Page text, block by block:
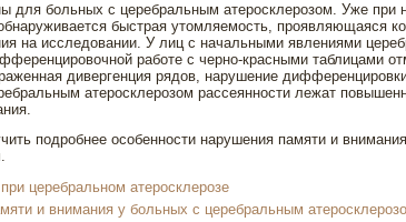
для больных с церебральным атеросклерозом. Уже при
быстрая утомляемость, проявляющаяся
на исследовании. У лиц с начальными явлениями
работе с черно-красными таблицами
дивергенция рядов, нарушение
атеросклерозом рассеянности лежат
подробнее особенности нарушения памяти и
церебральном атеросклерозе
и внимания у больных с церебральным